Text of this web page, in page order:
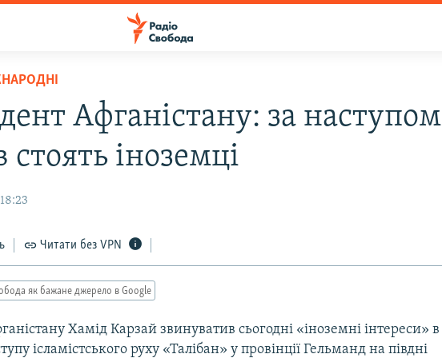
Афганістану: за наступом
стоять іноземці
Читати без VPN
як бажане джерело в Google
Хамід Карзай звинуватив сьогодні «іноземні інтереси» в
ісламістського руху «Талібан» у провінції Гельманд на півдні